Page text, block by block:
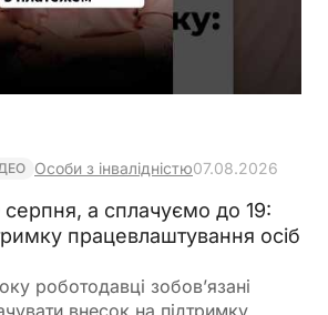
Особи з інвалідністю07.08.2026
серпня, а сплачуємо до 19:
працевлаштування осіб
роботодавці зобов’язані
внесок на підтримку